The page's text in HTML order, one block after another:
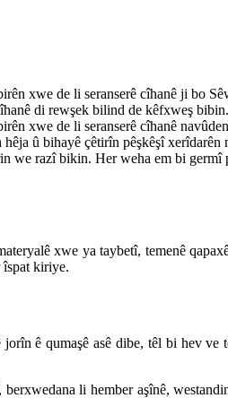
xwe de li seranserê cîhanê ji bo
di rewşek bilind de kêfxweş bibin.
xwe de li seranserê cîhanê
û bihayê çêtirîn pêşkêşî
razî bikin. Her weha em bi germî
xwe ya taybetî, temenê
îspat kiriye.
ê qumaşê asê dibe, têl bi hev ve
li hember aşînê,